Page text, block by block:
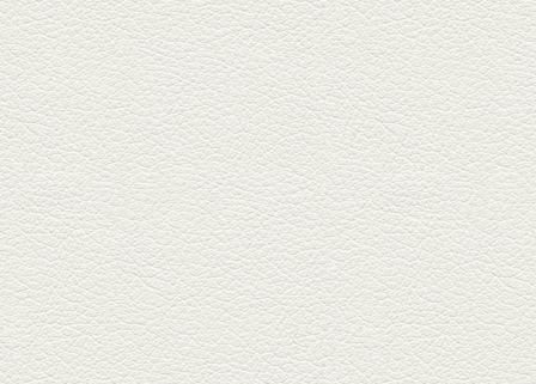
は、スパイスが効いた一味違う
中華が...
2025年11月28日放送
ごま鯛＆牛すじ大根
名店揃いの並木坂ドルハウスビ
ルに今年生まれた新たな名店、
『家庭...
2025年11月7日放送
贅沢馬刺し盛合せ＆極上
馬肉しゃぶしゃぶ
籠町通り『熊本郷土料理 酒ト肴
もなか』で熊本県産の馬肉料理
を！...
2025年10月17日放送